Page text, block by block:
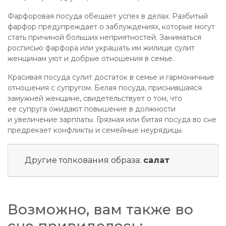
Фарфоровая посуда обещает успех в делах. Разбитый
фарфор предупреждает о заблуждениях, которые могут
стать причиной больших неприятностей. Заниматься
росписью фарфора или украшать им жилище сулит
женщинам уют и добрые отношения в семье.
Красивая посуда сулит достаток в семье и гармоничные
отношения с супругом. Белая посуда, приснившаяся
замужней женщине, свидетельствует о том, что
ее супруга ожидают повышение в должности
и увеличение зарплаты. Грязная или битая посуда во сне
предрекает конфликты и семейные неурядицы.
Другие толкования образа: салат
Возможно, вам также во